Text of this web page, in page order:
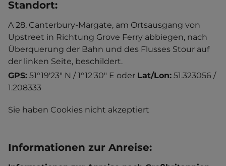
Standort:
A 28, Canterbury-Margate, am Ortsausgang von
Upstreet in Richtung Grove Ferry abbiegen, nach
Überquerung der Bahn und des Flusses Stour auf
der linken Seite, beschildert.
GPS: 51°19'23" N / 1°12'30" E oder Lat/Lon: 51.323056 /
1.208333
Sie haben Cookies nicht akzeptiert
Informationen zur Anreise: